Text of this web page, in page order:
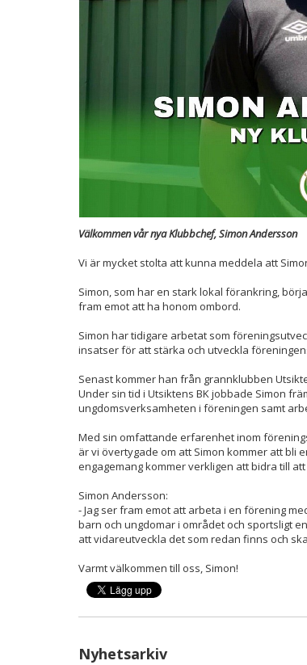
Välkommen vår nya Klubbchef, Simon Andersson
Vi är mycket stolta att kunna meddela att
Simon, som har en stark lokal förankring,
fram emot att ha honom ombord.
Simon har tidigare arbetat som
insatser för att stärka och utveckla
Senast kommer han från grannklubben
Under sin tid i Utsiktens BK jobbade Simon
ungdomsverksamheten i föreningen samt
Med sin omfattande erfarenhet inom
är vi övertygade om att Simon kommer att bli
engagemang kommer verkligen att bidra till
Simon Andersson:
⁃ Jag ser fram emot att arbeta i en förening
barn och ungdomar i området och sportsligt
att vidareutveckla det som redan finns och
Varmt välkommen till oss, Simon!
Nyhetsarkiv